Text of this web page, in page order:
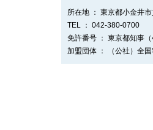
所在地 ： 東京都小金井
TEL ： 042-380-0700
免許番号 ： 東京都知事
加盟団体 ： （公社）全